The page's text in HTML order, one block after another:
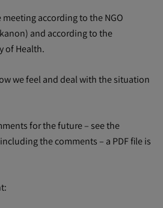
according to the NGO
and according to the
of Health.
we feel and deal with the situation
for the future – see the
the comments – a PDF file is